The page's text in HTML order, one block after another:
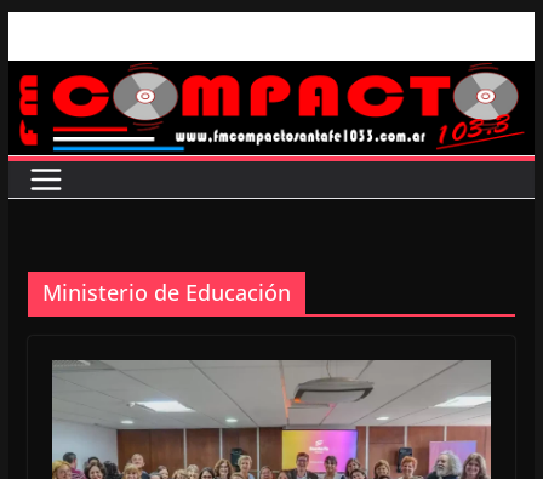
al
contenido
Ministerio de Educación